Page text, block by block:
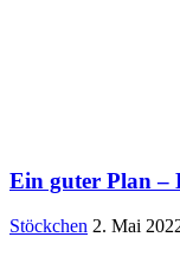
Ein guter Plan –
Stöckchen 2. Mai